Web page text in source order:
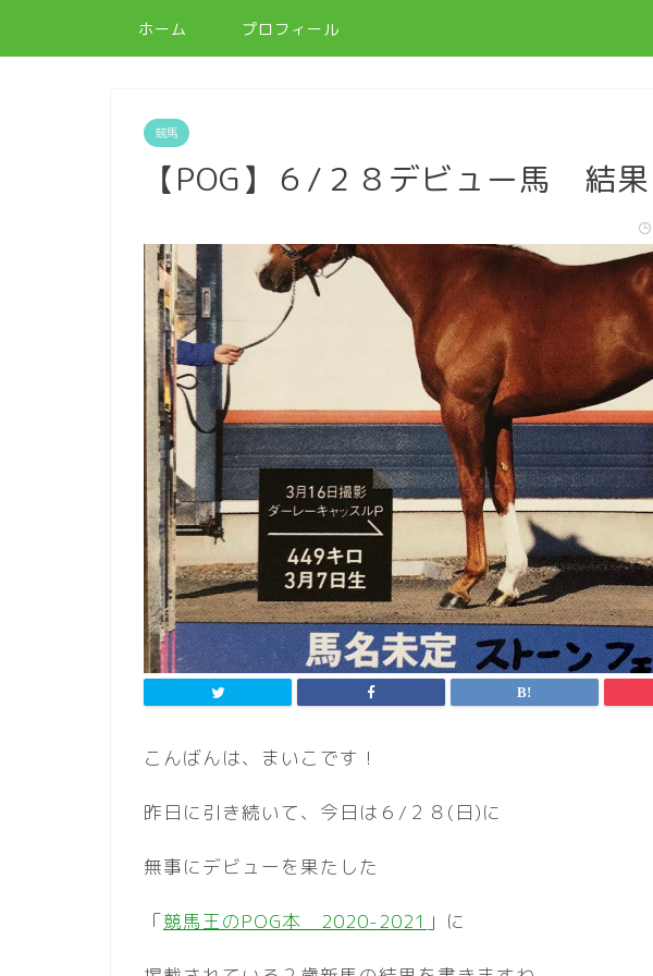
ホーム プロフィール
競馬
【POG】６/２８デビュー馬 結果
こんばんは、まいこです！
昨日に引き続いて、今日は６/２８(日)に
無事にデビューを果たした
「競馬王のPOG本 2020-2021 」に